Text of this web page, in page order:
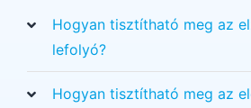
Hogyan tisztítható meg az
lefolyó?
Hogyan tisztítható meg az